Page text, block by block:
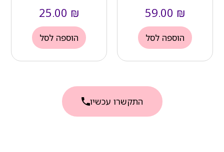
₪
הוספה לסל
₪
הוספה לסל
התקשרו עכשיו